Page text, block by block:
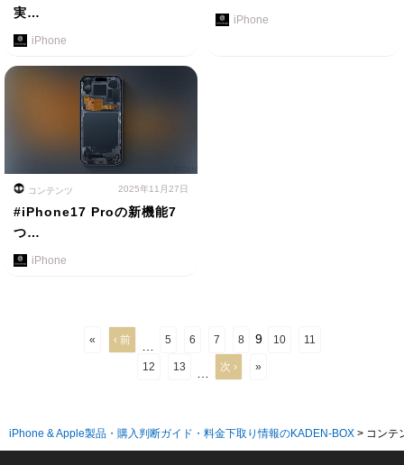
実…
iPhone
iPhone
コンテンツ 2025年11月27日
#iPhone17 Proの新機能7
つ…
iPhone
« ‹ 前 5 6 7 8 9 10 11
12 13 次 › »
iPhone & Apple製品・購入判断ガイド・料金下取り情報のKADEN-BOX > コンテ